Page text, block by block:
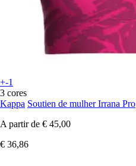
+-1
3 cores
Kappa Soutien de mulher Irrana Pro
A partir de € 45,00
€ 36,86